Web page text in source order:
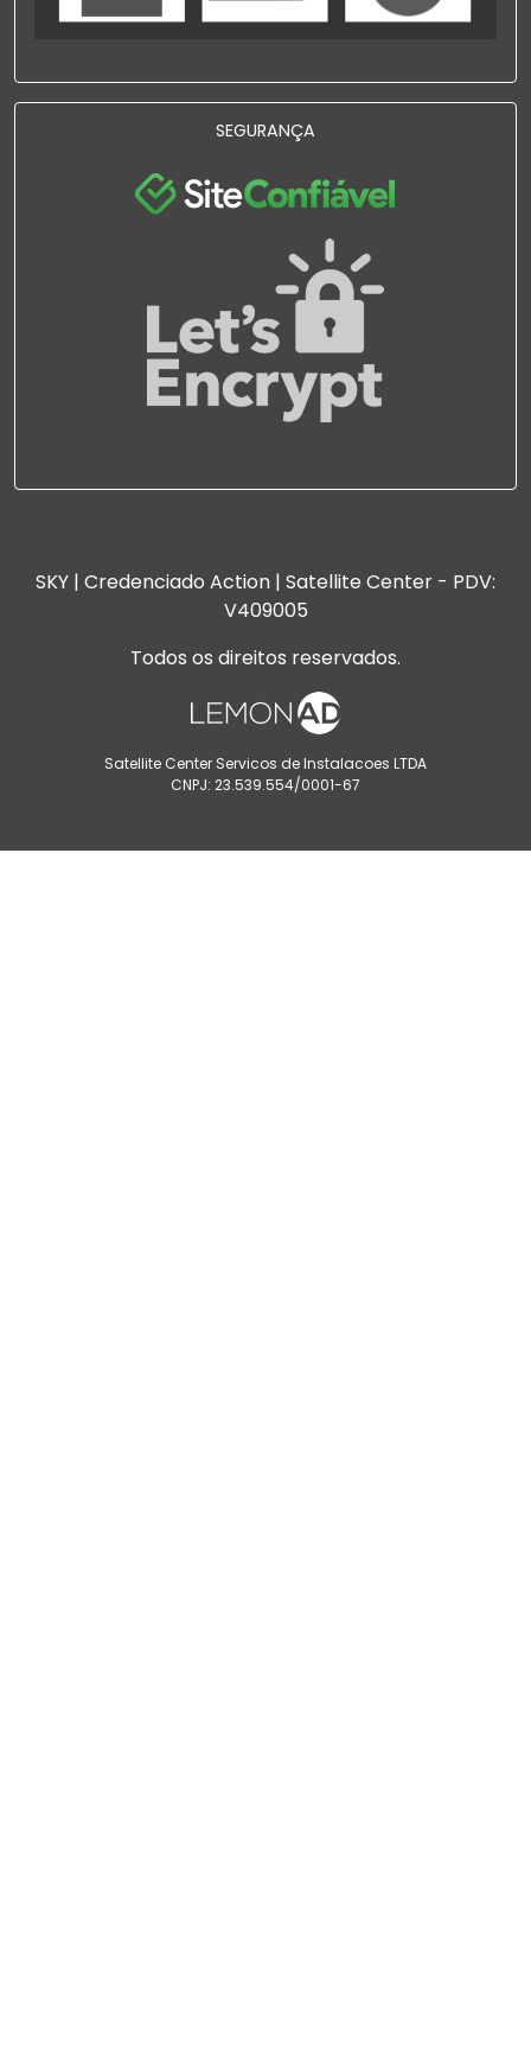
SEGURANÇA
SKY | Credenciado Action | Satellite Center - PDV:
V409005
Todos os direitos reservados.
Satellite Center Servicos de Instalacoes LTDA
CNPJ: 23.539.554/0001-67